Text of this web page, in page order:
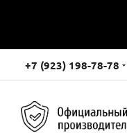
+7 (923) 198-78-78